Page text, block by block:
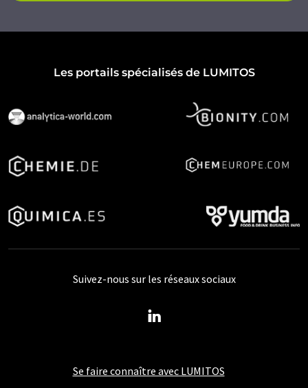
Les portails spécialisés de LUMITOS
Se faire connaître avec LUMITOS
Suivez-nous sur les réseaux sociaux